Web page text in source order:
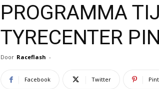
PROGRAMMA
TYRECENTER
Door Raceflash -
Facebook Twitter